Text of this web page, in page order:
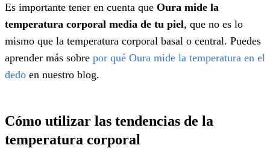
Es importante tener en cuenta que Oura mide la
temperatura corporal media de tu piel, que no es lo
mismo que la temperatura corporal basal o central. Puedes
aprender más sobre por qué Oura mide la temperatura en el
dedo en nuestro blog.
Cómo utilizar las tendencias de la
temperatura corporal